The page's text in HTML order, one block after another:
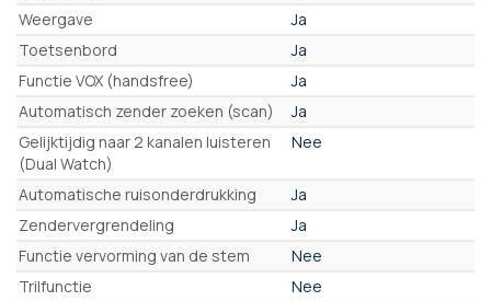
Weergave
Ja
Toetsenbord
Ja
Functie VOX (handsfree)
Ja
Automatisch zender zoeken (scan)
Ja
Gelijktijdig naar 2 kanalen luisteren
(Dual Watch)
Nee
Automatische ruisonderdrukking
Ja
Zendervergrendeling
Ja
Functie vervorming van de stem
Nee
Trilfunctie
Nee